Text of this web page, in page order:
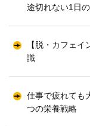
途切れない1日
【脱・カフェ
識
仕事で疲れても
つの栄養戦略